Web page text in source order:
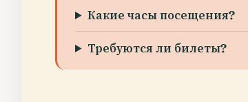
Какие часы посещения?
Требуются ли билеты?